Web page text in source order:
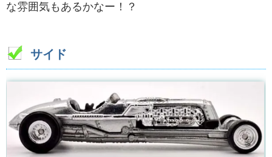
な雰囲気もあるかなー！？
サイド